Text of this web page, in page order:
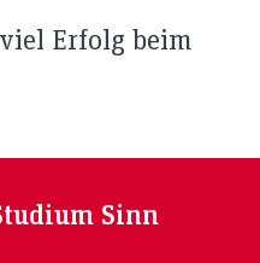
Erfolg beim
Sinn